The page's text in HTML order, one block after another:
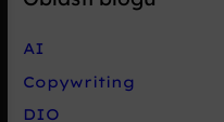
AI
Copywriting
DIO